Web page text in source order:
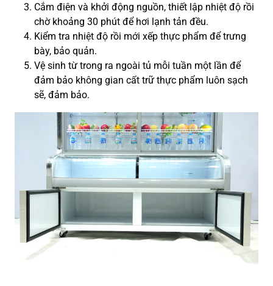
Cắm điện và khởi động nguồn, thiết lập nhiệt độ rồi
chờ khoảng 30 phút để hơi lạnh tản đều.
Kiểm tra nhiệt độ rồi mới xếp thực phẩm để trưng
bày, bảo quản.
Vệ sinh từ trong ra ngoài tủ mỗi tuần một lần để
đảm bảo không gian cất trữ thực phẩm luôn sạch
sẽ, đảm bảo.